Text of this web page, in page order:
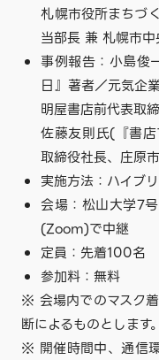
札幌市役所まちづ
当部長 兼 札幌市
事例報告：小島俊
日』著者／元気企
明屋書店前代表取
佐藤友則氏(『書
取締役社長、庄原
実施方法：ハイブ
会場：松山大学7
(Zoom)で中継
定員：先着100名
参加料：無料
※ 会場内でのマスク
断によるものとします。
※ 開催時間中、通信